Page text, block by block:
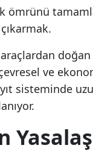
ve
sisteminde